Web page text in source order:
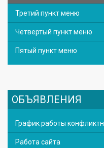
Третий пункт меню
Четвертый пункт меню
Пятый пункт меню
ОБЪЯВЛЕНИЯ
График работы
Работа сайта